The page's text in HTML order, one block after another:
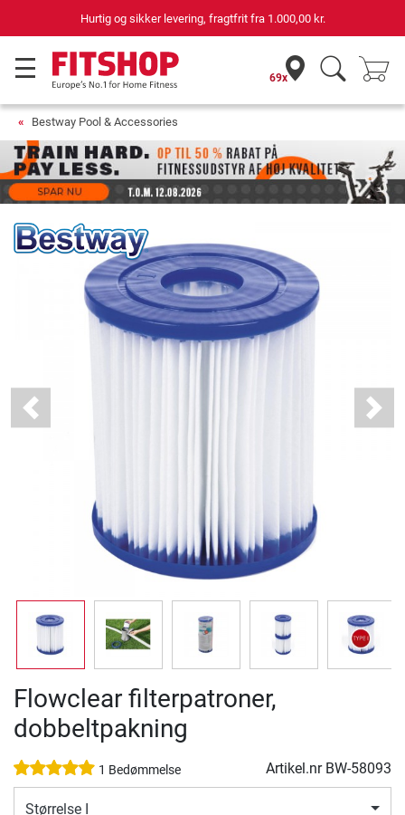
Hurtig og sikker levering, fragtfrit fra 1.000,00 kr.
69x
Bestway Pool & Accessories
Previous Next
Flowclear filterpatroner,
dobbeltpakning
1 Bedømmelse Artikel.nr BW-58093
Størrelse I